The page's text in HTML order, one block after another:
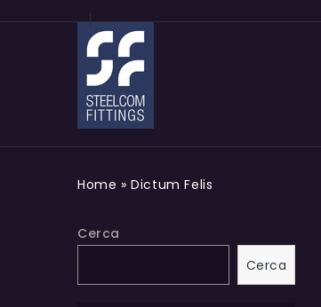
Home »Dictum Felis
Cerca
Cerca